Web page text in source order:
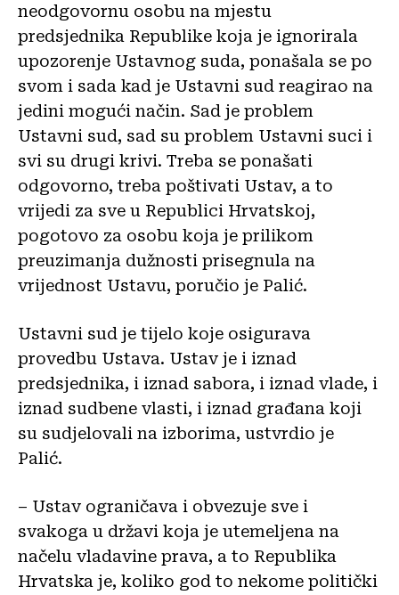
neodgovornu osobu na mjestu
predsjednika Republike koja je ignorirala
upozorenje Ustavnog suda, ponašala se po
svom i sada kad je Ustavni sud reagirao na
jedini mogući način. Sad je problem
Ustavni sud, sad su problem Ustavni suci i
svi su drugi krivi. Treba se ponašati
odgovorno, treba poštivati Ustav, a to
vrijedi za sve u Republici Hrvatskoj,
pogotovo za osobu koja je prilikom
preuzimanja dužnosti prisegnula na
vrijednost Ustavu, poručio je Palić.
Ustavni sud je tijelo koje osigurava
provedbu Ustava. Ustav je i iznad
predsjednika, i iznad sabora, i iznad vlade, i
iznad sudbene vlasti, i iznad građana koji
su sudjelovali na izborima, ustvrdio je
Palić.
– Ustav ograničava i obvezuje sve i
svakoga u državi koja je utemeljena na
načelu vladavine prava, a to Republika
Hrvatska je, koliko god to nekome politički